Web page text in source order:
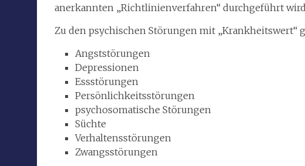
anerkannten „Richtlinienverfahren“ durchgeführt
Zu den psychischen Störungen mit „Krankheitswert“
Angststörungen
Depressionen
Essstörungen
Persönlichkeitsstörungen
psychosomatische Störungen
Süchte
Verhaltensstörungen
Zwangsstörungen